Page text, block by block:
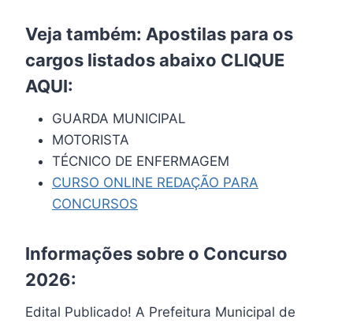
Veja também: Apostilas para os
cargos listados abaixo CLIQUE
AQUI:
GUARDA MUNICIPAL
MOTORISTA
TÉCNICO DE ENFERMAGEM
CURSO ONLINE REDAÇÃO PARA
CONCURSOS
Informações sobre o Concurso
2026:
Edital Publicado! A Prefeitura Municipal de